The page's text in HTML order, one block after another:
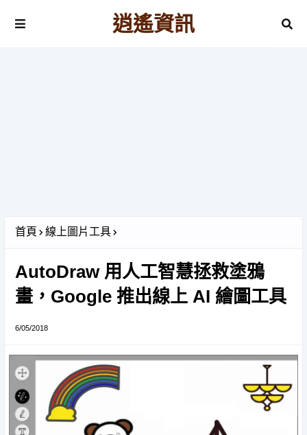
逍遙資訊
首頁 線上圖片工具
AutoDraw 用人工智慧拯救塗鴉
畫，Google 推出線上 AI 繪圖工具
6/05/2018